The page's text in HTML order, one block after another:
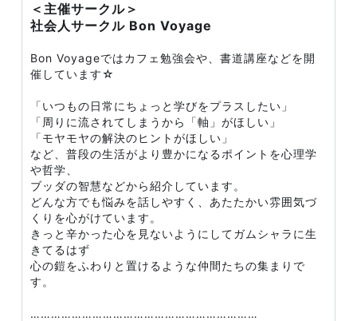
＜主催サークル＞
社会人サークル Bon Voyage
Bon Voyageではカフェ勉強会や、書道講座などを開
催しています☆
「いつもの日常にちょっと学びをプラスしたい」
「周りに流されてしまうから「軸」がほしい」
「モヤモヤの解決のヒントがほしい」
など、普段の生活がより豊かになるポイントを心理学
や哲学、
ブッダの智慧などから紹介しています。
どんな方でも悩みを話しやすく、あたたかい雰囲気づ
くりを心がけています。
きっと辛かった心を見ないようにしてガムシャラに生
きてるはず
心の鎧をふわりと置けるような仲間たちの集まりで
す。
…………………………………………………………